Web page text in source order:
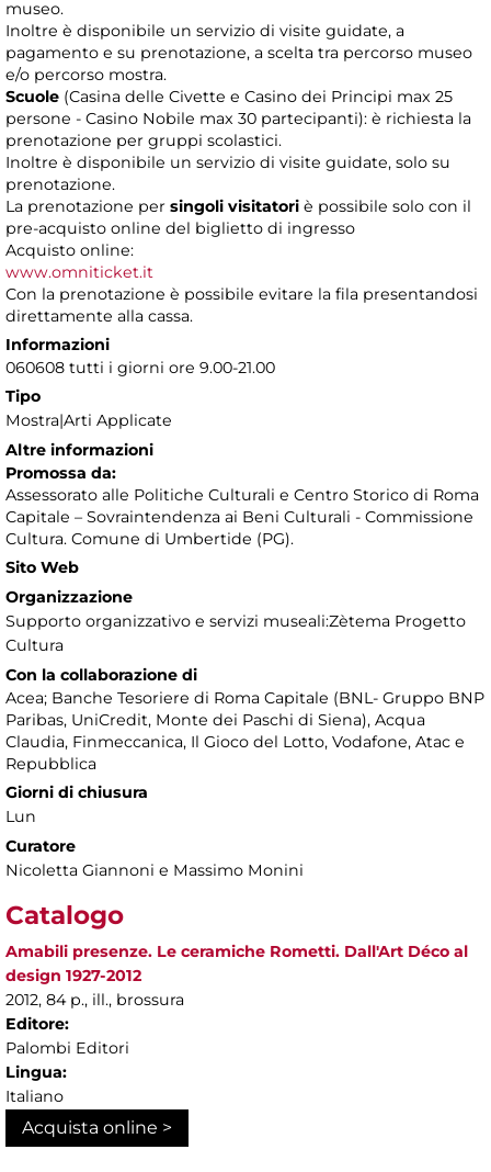
museo.
Inoltre è disponibile un servizio di visite guidate, a
pagamento e su prenotazione, a scelta tra percorso museo
e/o percorso mostra.
Scuole (Casina delle Civette e Casino dei Principi max 25
persone - Casino Nobile max 30 partecipanti): è richiesta la
prenotazione per gruppi scolastici.
Inoltre è disponibile un servizio di visite guidate, solo su
prenotazione.
La prenotazione per singoli visitatori è possibile solo con il
pre-acquisto online del biglietto di ingresso
Acquisto online:
www.omniticket.it
Con la prenotazione è possibile evitare la fila presentandosi
direttamente alla cassa.
Informazioni
060608 tutti i giorni ore 9.00-21.00
Tipo
Mostra|Arti Applicate
Altre informazioni
Promossa da:
Assessorato alle Politiche Culturali e Centro Storico di Roma
Capitale – Sovraintendenza ai Beni Culturali - Commissione
Cultura. Comune di Umbertide (PG).
Sito Web
Organizzazione
Supporto organizzativo e servizi museali:Zètema Progetto
Cultura
Con la collaborazione di
Acea; Banche Tesoriere di Roma Capitale (BNL- Gruppo BNP
Paribas, UniCredit, Monte dei Paschi di Siena), Acqua
Claudia, Finmeccanica, Il Gioco del Lotto, Vodafone, Atac e
Repubblica
Giorni di chiusura
Lun
Curatore
Nicoletta Giannoni e Massimo Monini
Catalogo
Amabili presenze. Le ceramiche Rometti. Dall'Art Déco al
design 1927-2012
2012, 84 p., ill., brossura
Editore:
Palombi Editori
Lingua:
Italiano
Acquista online >